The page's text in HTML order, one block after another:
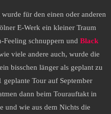
für den einen oder anderen
E-Werk ein kleiner Traum
Feeling schnuppern und Black
viele andere auch, wurde die
bisschen länger als geplant zu
Tour auf September
dann beim Tourauftakt in
und wie aus dem Nichts die